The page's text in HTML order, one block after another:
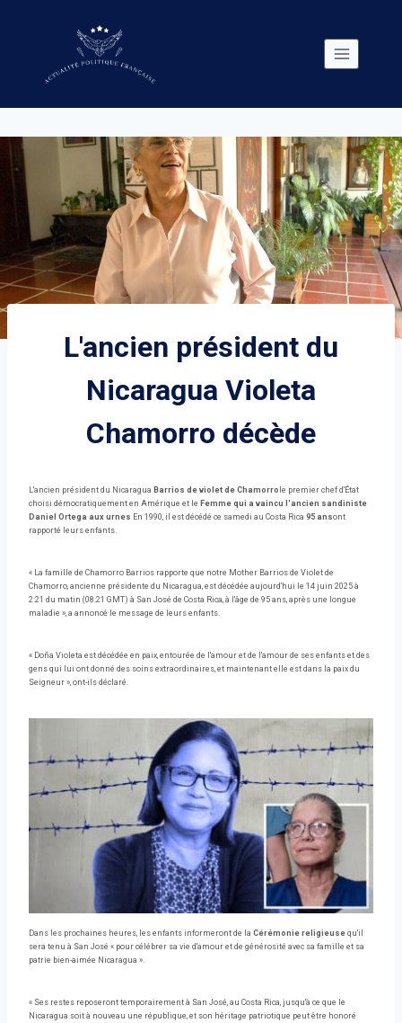
L'ancien président du
Nicaragua Violeta
Chamorro décède
L'ancien président du Nicaragua Barrios de violet de Chamorro le premier chef d'État
choisi démocratiquement en Amérique et le Femme qui a vaincu l'ancien sandiniste
Daniel Ortega aux urnes En 1990, il est décédé ce samedi au Costa Rica 95 ansont
rapporté leurs enfants.
« La famille de Chamorro Barrios rapporte que notre Mother Barrios de Violet de
Chamorro, ancienne présidente du Nicaragua, est décédée aujourd'hui le 14 juin 2025 à
2:21 du matin (08:21 GMT) à San José de Costa Rica, à l'âge de 95 ans, après une longue
maladie », a annoncé le message de leurs enfants.
« Doña Violeta est décédée en paix, entourée de l'amour et de l'amour de ses enfants et des
gens qui lui ont donné des soins extraordinaires, et maintenant elle est dans la paix du
Seigneur », ont-ils déclaré.
Dans les prochaines heures, les enfants informeront de la Cérémonie religieuse qu'il
sera tenu à San José « pour célébrer sa vie d'amour et de générosité avec sa famille et sa
patrie bien-aimée Nicaragua ».
« Ses restes reposeront temporairement à San José, au Costa Rica, jusqu'à ce que le
Nicaragua soit à nouveau une république, et son héritage patriotique peut être honoré